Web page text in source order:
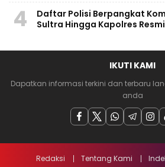
4
Daftar Polisi Berpangkat
Sultra Hingga Kapolres
IKUTI KAMI
Dapatkan informasi terkini dan terbaru
anda
Redaksi Tentang Kami